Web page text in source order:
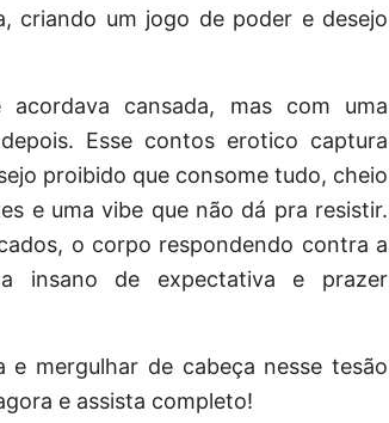
criando um jogo de poder e desejo
cansada, mas com uma
Esse contos erotico captura
proibido que consome tudo, cheio
e uma vibe que não dá pra resistir.
o corpo respondendo contra a
insano de expectativa e prazer
mergulhar de cabeça nesse tesão
e assista completo!